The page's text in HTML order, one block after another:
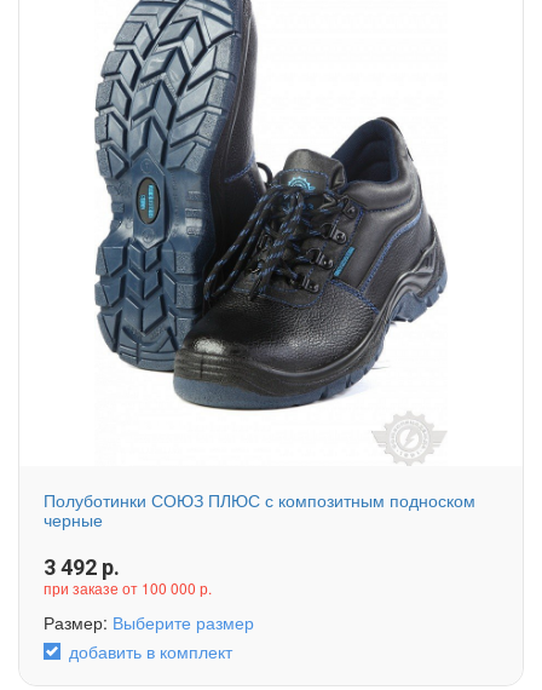
Полуботинки СОЮЗ ПЛЮС с композитным подноском
черные
3 492 р.
при заказе от 100 000 р.
Размер: Выберите размер
добавить в комплект